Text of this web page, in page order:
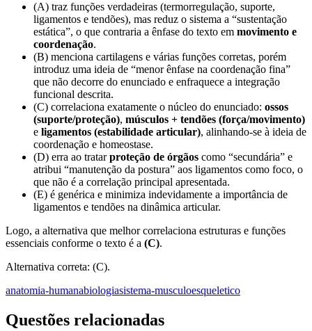
(A) traz funções verdadeiras (termorregulação, suporte,
ligamentos e tendões), mas reduz o sistema a “sustentação
estática”, o que contraria a ênfase do texto em movimento e
coordenação.
(B) menciona cartilagens e várias funções corretas, porém
introduz uma ideia de “menor ênfase na coordenação fina”
que não decorre do enunciado e enfraquece a integração
funcional descrita.
(C) correlaciona exatamente o núcleo do enunciado: ossos
(suporte/proteção), músculos + tendões (força/movimento)
e ligamentos (estabilidade articular), alinhando-se à ideia de
coordenação e homeostase.
(D) erra ao tratarproteção de órgãos como “secundária” e
atribui “manutenção da postura” aos ligamentos como foco, o
que não é a correlação principal apresentada.
(E) é genérica e minimiza indevidamente a importância de
ligamentos e tendões na dinâmica articular.
Logo, a alternativa que melhor correlaciona estruturas e funções
essenciais conforme o texto é a (C).
Alternativa correta: (C).
anatomia-humanabiologiasistema-musculoesqueletico
Questões relacionadas